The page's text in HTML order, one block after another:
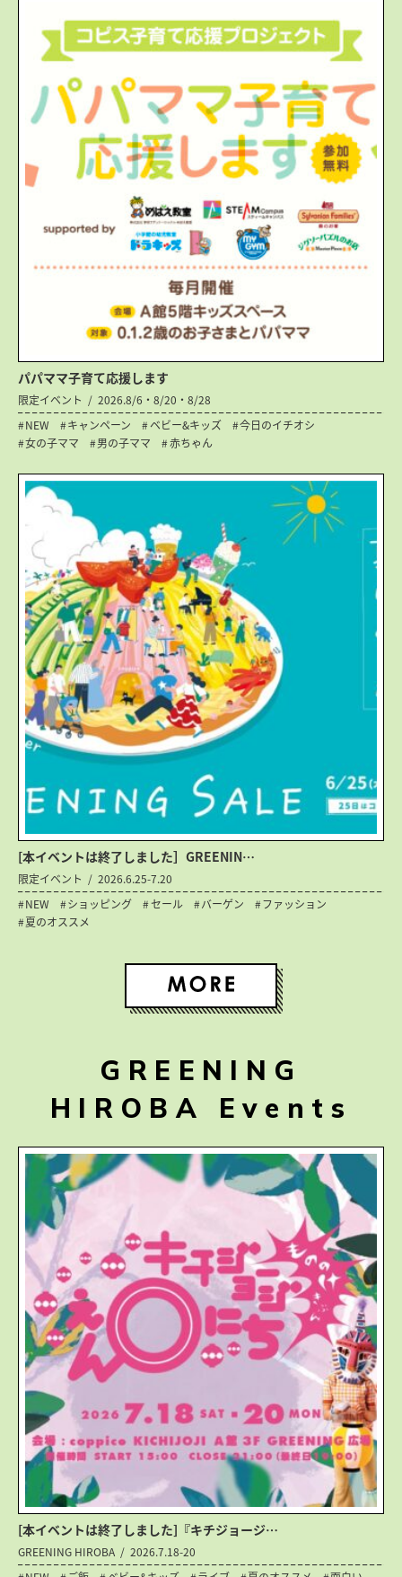
パパママ子育て応援します
限定イベント
2026.8/6・8/20・8/28
NEW
キャンペーン ベビー&キッズ
今日のイチオシ
女の子ママ
男の子ママ 赤ちゃん
[本イベントは終了しました］GREENIN…
限定イベント
2026.6.25-7.20
NEW
ショッピング セール バーゲン
ファッション
夏のオススメ
GREENING
HIROBA Events
[本イベントは終了しました]『キチジョージ…
GREENING HIROBA
2026.7.18-20